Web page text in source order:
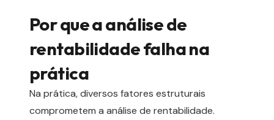
Por que a análise de
rentabilidade falha na
prática
Na prática, diversos fatores estruturais
comprometem a análise de rentabilidade.